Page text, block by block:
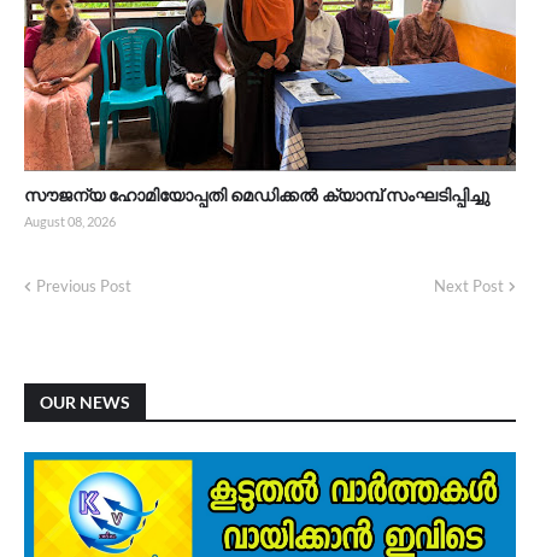
സൗജന്യ ഹോമിയോപ്പതി മെഡിക്കൽ ക്യാമ്പ് സംഘടിപ്പിച്ചു
August 08, 2026
Previous Post Next Post
OUR NEWS